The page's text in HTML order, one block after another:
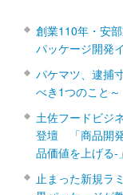
創業110年・安
パッケージ開発
パケマツ、逮捕
べき1つのこと～
土佐フードビジ
登壇 「商品開
品価値を上げる‐」
止まった新規ラ